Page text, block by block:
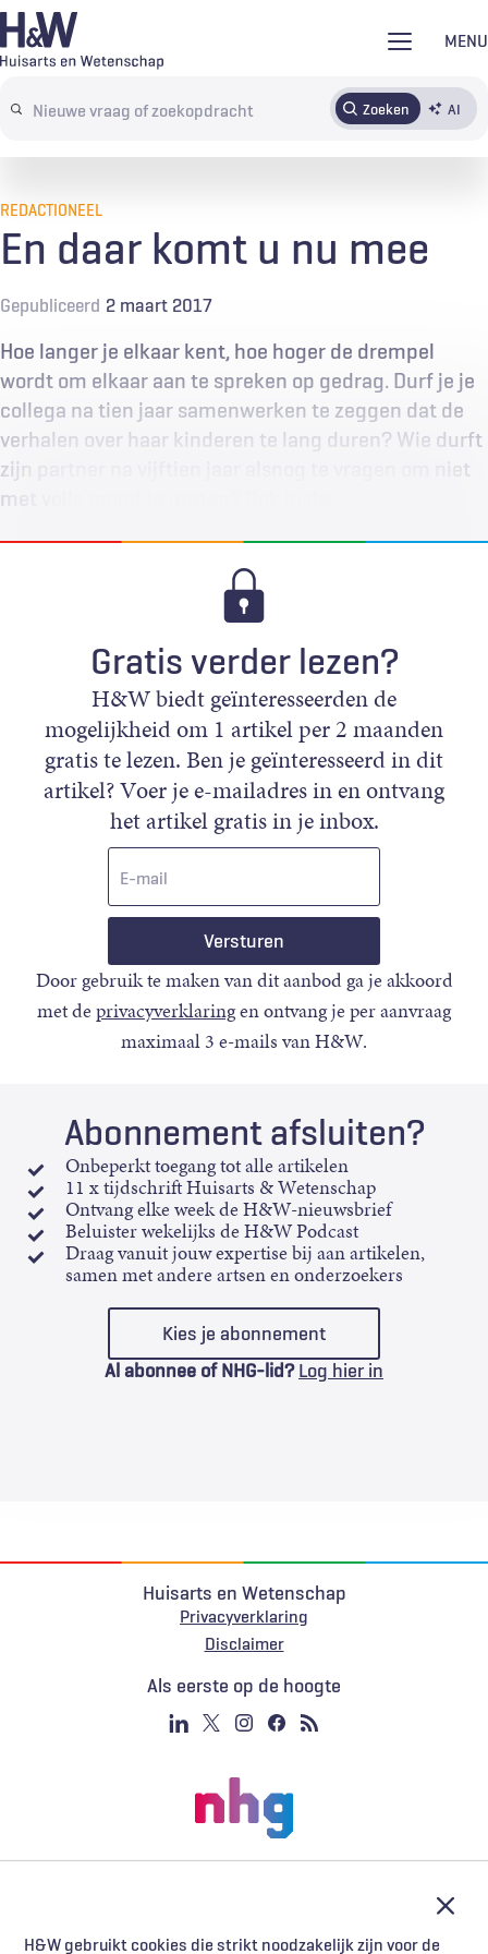
Overslaan
en
de
H&W gebruikt cookies die strikt noodzakelijk zijn voor de
MENU
Search
terms
Zoeken AI
AbonnerenTijdschrift Inloggen
REDACTIONEEL
En daar komt u nu mee
Gepubliceerd 2 maart 2017
Hoe langer je elkaar kent, hoe hoger de drempel
wordt om elkaar aan te spreken op gedrag. Durf je je
collega na tien jaar samenwerken te zeggen dat de
verhalen over haar kinderen te lang duren? Wie durft
zijn partner na vijftien jaar alsnog te vragen om niet
met volle mond te praten? Ook in de…
Gratis verder lezen?
H&W biedt geïnteresseerden de
mogelijkheid om 1 artikel per 2 maanden
gratis te lezen. Ben je geïnteresseerd in dit
artikel? Voer je e-mailadres in en ontvang
het artikel gratis in je inbox.
Door gebruik te maken van dit aanbod ga je akkoord
met deprivacyverklaringen ontvang je per aanvraag
maximaal 3 e-mails van H&W.
Abonnement afsluiten?
Onbeperkt toegang tot alle artikelen
11 x tijdschrift Huisarts & Wetenschap
Ontvang elke week de H&W-nieuwsbrief
Beluister wekelijks de H&W Podcast
Draag vanuit jouw expertise bij aan artikelen,
samen met andere artsen en onderzoekers
Kies je abonnement
Al abonnee of NHG-lid? Log hier in
Huisarts en Wetenschap
Privacyverklaring
Voet
Disclaimer
Als eerste op de hoogte